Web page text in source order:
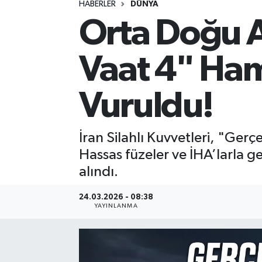
HABERLER DÜNYA
Orta Doğu
Vaat 4"
Vuruldu!
İran Silahlı Kuvvetleri,
Hassas füzeler ve İHA’larla
alındı.
24.03.2026 - 08:38
YAYINLANMA